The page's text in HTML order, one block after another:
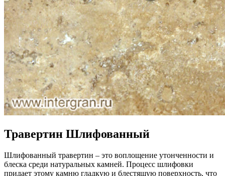
Травертин Шлифованный
Шлифованный травертин – это воплощение утонченности и
блеска среди натуральных камней. Процесс шлифовки
придает этому камню гладкую и блестящую поверхность, что